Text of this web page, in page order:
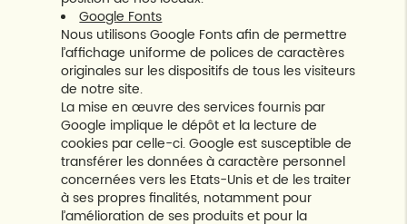
Google Fonts
Nous utilisons Google Fonts afin de permettre
l’affichage uniforme de polices de caractères
originales sur les dispositifs de tous les visiteurs
de notre site.
La mise en œuvre des services fournis par
Google implique le dépôt et la lecture de
cookies par celle-ci. Google est susceptible de
transférer les données à caractère personnel
concernées vers les Etats-Unis et de les traiter
à ses propres finalités, notamment pour
l’amélioration de ses produits et pour la